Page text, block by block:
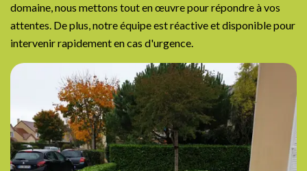
domaine, nous mettons tout en œuvre pour répondre à vos
attentes. De plus, notre équipe est réactive et disponible pour
intervenir rapidement en cas d'urgence.